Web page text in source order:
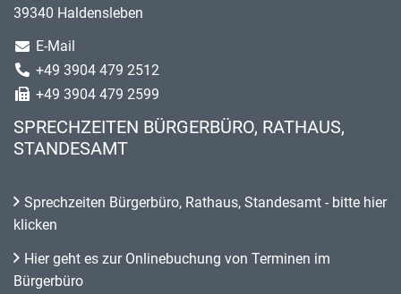
39340 Haldensleben
E-Mail
+49 3904 479 2512
+49 3904 479 2599
SPRECHZEITEN BÜRGERBÜRO, RATHAUS,
STANDESAMT
Sprechzeiten Bürgerbüro, Rathaus, Standesamt - bitte hier
klicken
Hier geht es zur Onlinebuchung von Terminen im
Bürgerbüro